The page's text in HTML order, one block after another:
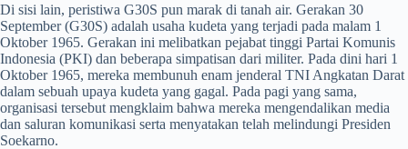
Di sisi lain, peristiwa G30S pun marak di tanah air. Gerakan 30
September (G30S) adalah usaha kudeta yang terjadi pada malam 1
Oktober 1965. Gerakan ini melibatkan pejabat tinggi Partai Komunis
Indonesia (PKI) dan beberapa simpatisan dari militer. Pada dini hari 1
Oktober 1965, mereka membunuh enam jenderal TNI Angkatan Darat
dalam sebuah upaya kudeta yang gagal. Pada pagi yang sama,
organisasi tersebut mengklaim bahwa mereka mengendalikan media
dan saluran komunikasi serta menyatakan telah melindungi Presiden
Soekarno.